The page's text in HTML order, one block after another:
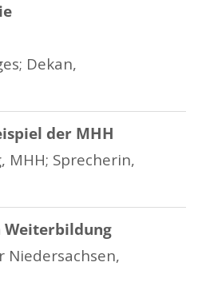
Dekan,
der MHH
Sprecherin,
Weiterbildung
Niedersachsen,